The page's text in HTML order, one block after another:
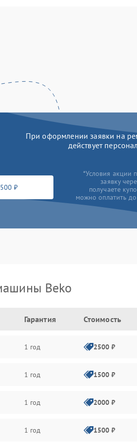
При оформлении заявки на
действует
₽
*Условия акции
заявку
получаете
можно оплатить
Beko
Гарантия Стоимость
1 год 2500 ₽
1 год 1500 ₽
1 год 2000 ₽
1 год 1500 ₽